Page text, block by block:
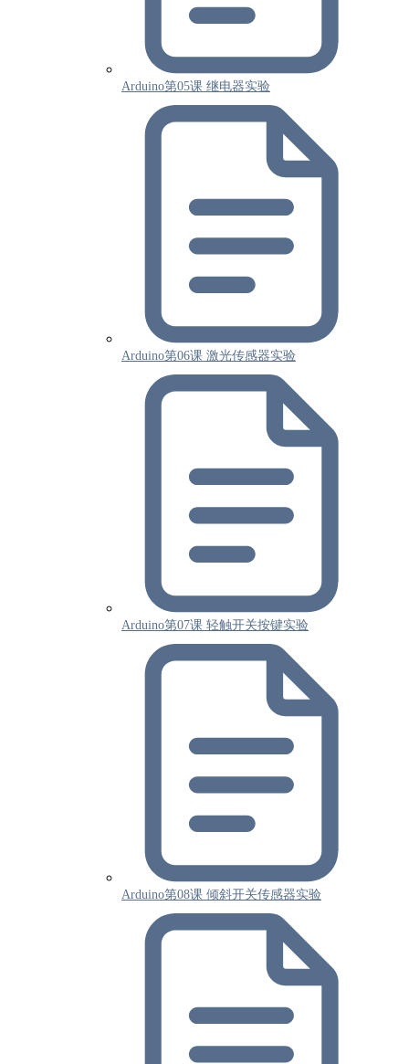
Arduino第05课 继电器实验
Arduino第06课 激光传感器实验
Arduino第07课 轻触开关按键实验
Arduino第08课 倾斜开关传感器实验